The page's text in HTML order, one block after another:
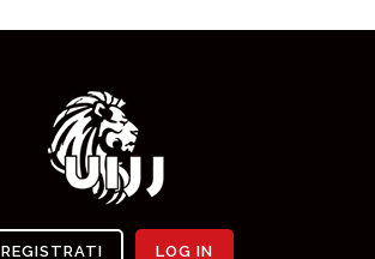
REGISTRATI LOG IN